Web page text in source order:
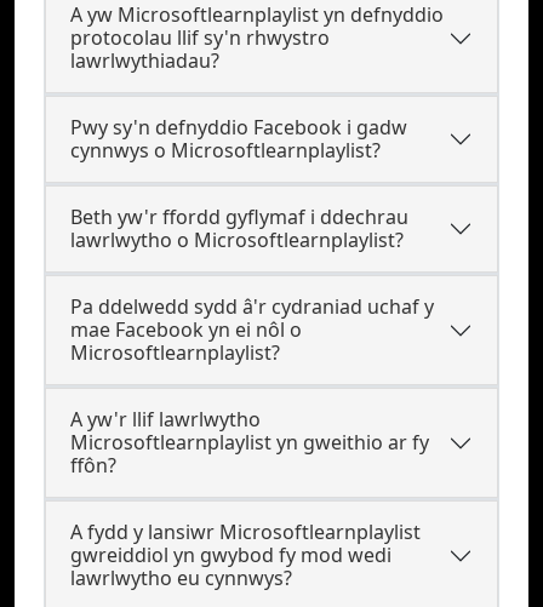
A yw Microsoftlearnplaylist yn defnyddio
protocolau llif sy'n rhwystro
lawrlwythiadau?
Pwy sy'n defnyddio Facebook i gadw
cynnwys o Microsoftlearnplaylist?
Beth yw'r ffordd gyflymaf i ddechrau
lawrlwytho o Microsoftlearnplaylist?
Pa ddelwedd sydd â'r cydraniad uchaf y
mae Facebook yn ei nôl o
Microsoftlearnplaylist?
A yw'r llif lawrlwytho
Microsoftlearnplaylist yn gweithio ar fy
ffôn?
A fydd y lansiwr Microsoftlearnplaylist
gwreiddiol yn gwybod fy mod wedi
lawrlwytho eu cynnwys?